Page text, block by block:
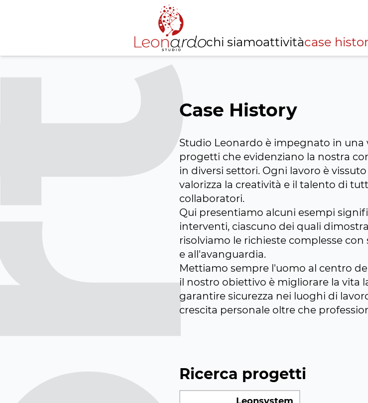
chi siamoattivitàcase
Case History
Studio Leonardo è impegnato in una
progetti che evidenziano la nostra
in diversi settori. Ogni lavoro è
valorizza la creatività e il talento di
collaboratori.
Qui presentiamo alcuni esempi
interventi, ciascuno dei quali
risolviamo le richieste complesse
e all'avanguardia.
Mettiamo sempre l'uomo al centro
il nostro obiettivo è migliorare la vita
garantire sicurezza nei luoghi di
crescita personale oltre che
Ricerca progetti
Leonsystem